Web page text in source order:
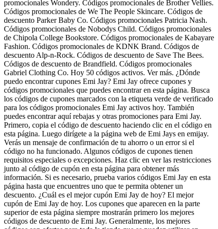
promocionales Wondery. Códigos promocionales de Brother Vellies.
Códigos promocionales de We The People Skincare. Códigos de
descuento Parker Baby Co. Códigos promocionales Patricia Nash.
Códigos promocionales de Nobodys Child. Códigos promocionales
de Chipola College Bookstore. Códigos promocionales de Kabayare
Fashion. Códigos promocionales de KDNK Brand. Códigos de
descuento Alp-n-Rock. Códigos de descuento de Save The Bees.
Códigos de descuento de Brandfield. Códigos promocionales
Gabriel Clothing Co. Hoy 50 códigos activos. Ver más. ¿Dónde
puedo encontrar cupones Emi Jay? Emi Jay ofrece cupones y
códigos promocionales que puedes encontrar en esta página. Busca
los códigos de cupones marcados con la etiqueta verde de verificado
para los códigos promocionales Emi Jay activos hoy. También
puedes encontrar aquí rebajas y otras promociones para Emi Jay.
Primero, copia el código de descuento haciendo clic en el código en
esta página. Luego dirígete a la página web de Emi Jays en emijay.
Verás un mensaje de confirmación de tu ahorro o un error si el
código no ha funcionado. Algunos códigos de cupones tienen
requisitos especiales o excepciones. Haz clic en ver las restricciones
junto al código de cupón en esta página para obtener más
información. Si es necesario, prueba varios códigos Emi Jay en esta
página hasta que encuentres uno que te permita obtener un
descuento. ¿Cuál es el mejor cupón Emi Jay de hoy? El mejor
cupón de Emi Jay de hoy. Los cupones que aparecen en la parte
superior de esta página siempre mostrarán primero los mejores
códigos de descuento de Emi Jay. Generalmente, los mejores